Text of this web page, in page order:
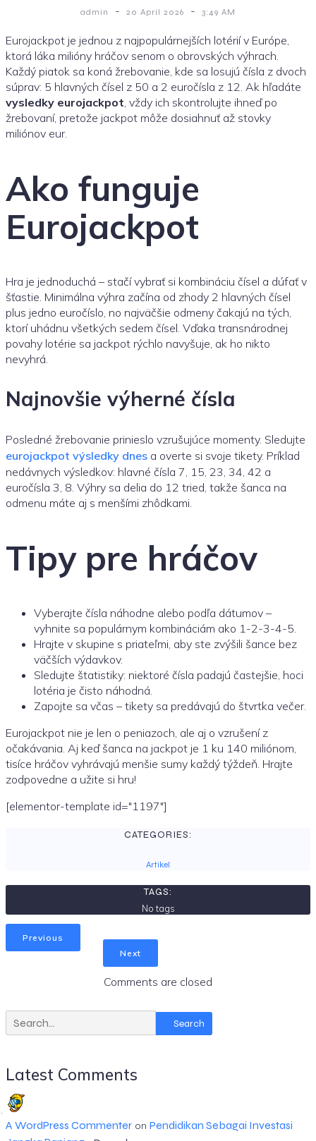
admin - 20 April 2026 - 3:49 AM
Eurojackpot je jednou z najpopulárnejších lotérií v Európe,
ktorá láka milióny hráčov senom o obrovských výhrach.
Každý piatok sa koná žrebovanie, kde sa losujú čísla z dvoch
súprav: 5 hlavných čísel z 50 a 2 euročísla z 12. Ak hľadáte
vysledky eurojackpot , vždy ich skontrolujte ihneď po
žrebovaní, pretože jackpot môže dosiahnuť až stovky
miliónov eur.
Ako funguje
Eurojackpot
Hra je jednoduchá – stačí vybrať si kombináciu čísel a dúfať v
šťastie. Minimálna výhra začína od zhody 2 hlavných čísel
plus jedno euročíslo, no najväčšie odmeny čakajú na tých,
ktorí uhádnu všetkých sedem čísel. Vďaka transnárodnej
povahy lotérie sa jackpot rýchlo navyšuje, ak ho nikto
nevyhrá.
Najnovšie výherné čísla
Posledné žrebovanie prinieslo vzrušujúce momenty. Sledujte
eurojackpot výsledky dnes a overte si svoje tikety. Príklad
nedávnych výsledkov: hlavné čísla 7, 15, 23, 34, 42 a
euročísla 3, 8. Výhry sa delia do 12 tried, takže šanca na
odmenu máte aj s menšími zhôdkami.
Tipy pre hráčov
Vyberajte čísla náhodne alebo podľa dátumov –
vyhnite sa populárnym kombináciám ako 1-2-3-4-5.
Hrajte v skupine s priateľmi, aby ste zvýšili šance bez
väčších výdavkov.
Sledujte štatistiky: niektoré čísla padajú častejšie, hoci
lotéria je čisto náhodná.
Zapojte sa včas – tikety sa predávajú do štvrtka večer.
Eurojackpot nie je len o peniazoch, ale aj o vzrušení z
očakávania. Aj keď šanca na jackpot je 1 ku 140 miliónom,
tisíce hráčov vyhrávajú menšie sumy každý týždeň. Hrajte
zodpovedne a užite si hru!
[elementor-template id="1197"]
CATEGORIES:
Artikel
TAGS:
No tags
Previous
Next
Comments are closed
Search
Latest Comments
A WordPress Commenter on Pendidikan Sebagai Investasi